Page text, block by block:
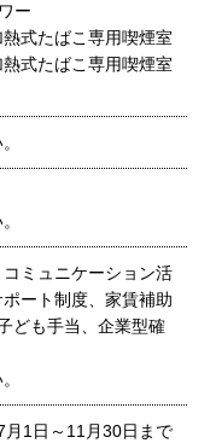
ー
式たばこ専用喫煙室
式たばこ専用喫煙室
ミュニケーション活
ート制度、家賃補助
ども手当、企業型確
月1日～11月30日まで